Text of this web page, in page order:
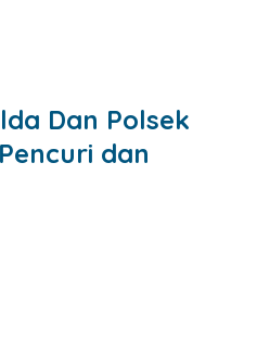
Dan Polsek
dan